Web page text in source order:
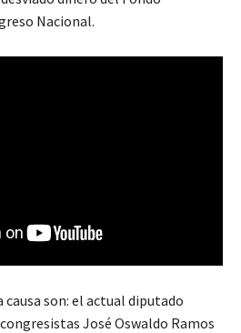
Nacional.
causa son: el actual diputado
José Oswaldo Ramos